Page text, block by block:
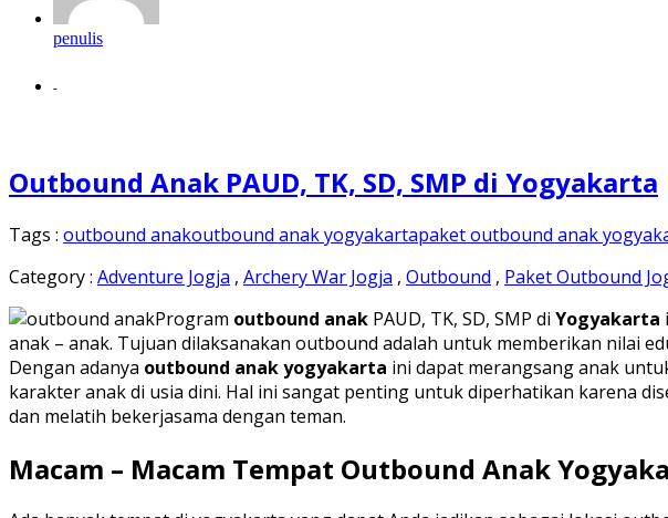
penulis
-
Outbound Anak PAUD, TK, SD, SMP di Yogyakarta
Tags : outbound anakoutbound anak yogyakartapaket outbound anak
Category : Adventure Jogja , Archery War Jogja , Outbound , Paket Outbound
Program outbound anak PAUD, TK, SD, SMP di Yogyakarta
anak – anak. Tujuan dilaksanakan outbound adalah untuk memberikan nilai
Dengan adanya outbound anak yogyakarta ini dapat merangsang anak
karakter anak di usia dini. Hal ini sangat penting untuk diperhatikan karena
dan melatih bekerjasama dengan teman.
Macam – Macam Tempat Outbound Anak